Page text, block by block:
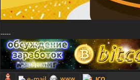
-----